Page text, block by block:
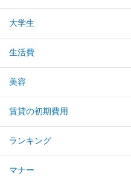
大学生
生活費
美容
賃貸の初期費用
ランキング
マナー